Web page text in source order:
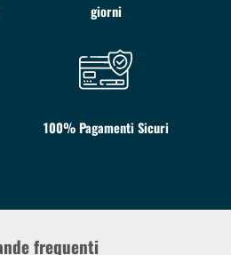
giorni
100% Pagamenti Sicuri
frequenti